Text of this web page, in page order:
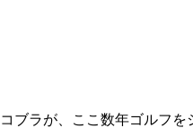
コブラが、ここ数年ゴルフ